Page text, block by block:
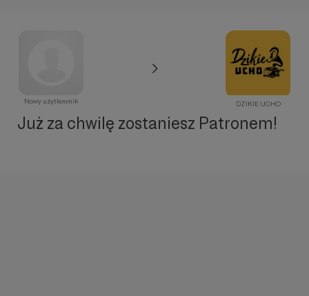
Nowy użytkownik DZIKIE UCHO
Już za chwilę zostaniesz Patronem!